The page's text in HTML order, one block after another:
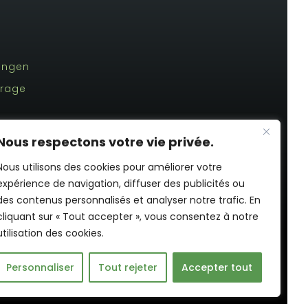
respectons votre vie privée.
utilisons des cookies pour améliorer votre
de navigation, diffuser des publicités ou
contenus personnalisés et analyser notre trafic. En
sur « Tout accepter », vous consentez à notre
des cookies.
Personnaliser Tout rejeter Accepter tout